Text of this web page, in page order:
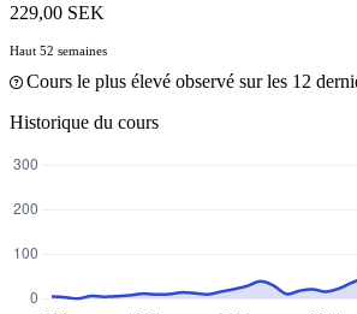
229,00 SEK
Haut 52 semaines
Cours le plus élevé observé sur les 12
Historique du cours